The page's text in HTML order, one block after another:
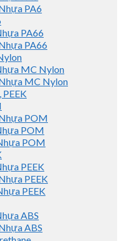
PA6
PA66
PA66
MC Nylon
MC Nylon
POM
POM
POM
PEEK
PEEK
PEEK
ABS
ABS